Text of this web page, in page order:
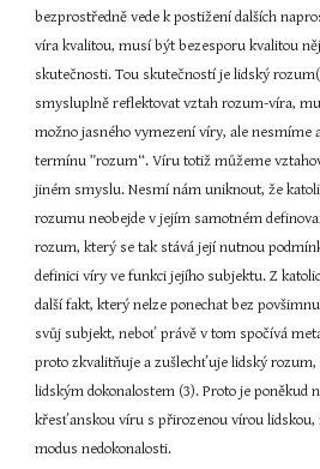
bezprostředně vede k postižení dalších
víra kvalitou, musí být bezesporu kvalitou
skutečnosti. Tou skutečností je lidský
smysluplně reflektovat vztah rozum-víra,
možno jasného vymezení víry, ale nesmíme
termínu ”rozum“. Víru totiž můžeme
jiném smyslu. Nesmí nám uniknout, že
rozumu neobejde v jejím samotném
rozum, který se tak stává její nutnou
definici víry ve funkci jejího subjektu. Z
další fakt, který nelze ponechat bez
svůj subjekt, neboť právě v tom spočívá
proto zkvalitňuje a zušlechťuje lidský
lidským dokonalostem (3). Proto je poněkud
křesťanskou víru s přirozenou vírou lidskou,
modus nedokonalosti.